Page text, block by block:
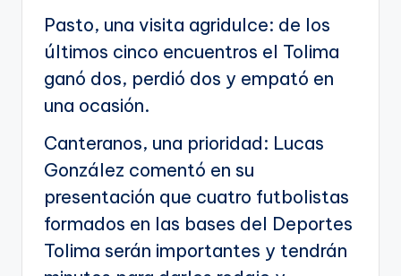
Pasto, una visita agridulce: de los
últimos cinco encuentros el Tolima
ganó dos, perdió dos y empató en
una ocasión.
Canteranos, una prioridad: Lucas
González comentó en su
presentación que cuatro futbolistas
formados en las bases del Deportes
Tolima serán importantes y tendrán